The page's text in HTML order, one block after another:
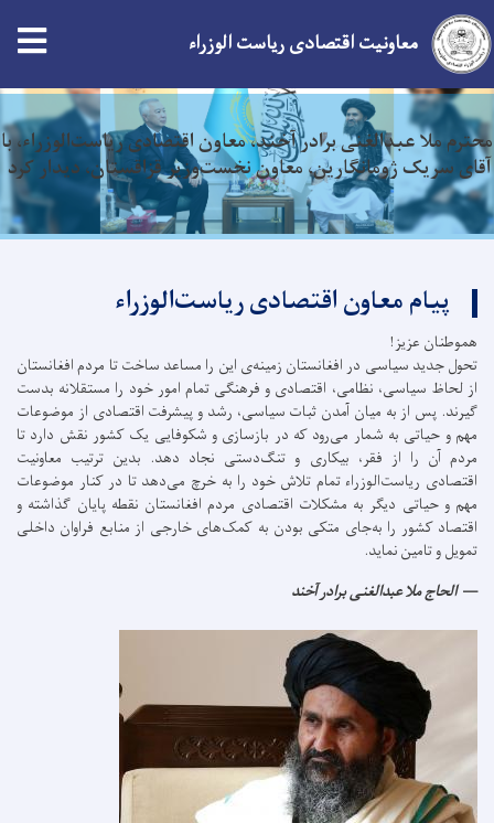
Skip
to
main
content
معاونیت اقتصادی ریاست الوزراء
محترم ملا عبدالغنی برادر آخند در حاشیه هفدهمین اجلاس
سران ایکو با شوکت میرضیایف رئیس جمهور ازبیکستان دیدار
نمود
پیام معاون اقتصادی ریاست‌الوزراء
هموطنان عزیز!
تحول جدید سیاسی در افغانستان زمینه‌ی این را مساعد ساخت تا مردم افغانستان
از لحاظ سیاسی، نظامی، اقتصادی و فرهنگی تمام امور خود را مستقلانه بدست
گیرند. پس از به میان آمدن ثبات سیاسی، رشد و پیشرفت اقتصادی از موضوعات
مهم و حیاتی به شمار می‌رود که در بازسازی و شکوفایی یک کشور نقش دارد تا
مردم آن را از فقر، بیکاری و تنگ‌دستی نجاد دهد. بدین ترتیب معاونیت
اقتصادی ریاست‌الوزراء تمام تلاش خود را به خرچ می‌دهد تا در کنار موضوعات
مهم و حیاتی دیگر به مشکلات اقتصادی مردم افغانستان نقطه پایان گذاشته و
اقتصاد کشور را به‌جای متکی بودن به کمک‌های خارجی از منابع فراوان داخلی
تمویل و تامین نماید.
الحاج ملا عبدالغنی برادر آخند